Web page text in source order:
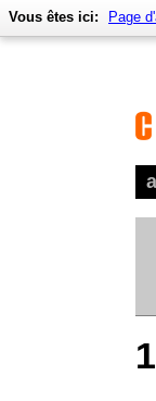
Vous êtes ici: Page